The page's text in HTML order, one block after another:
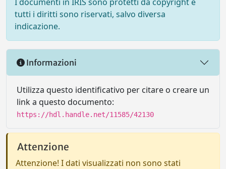
tutti i diritti sono riservati, salvo diversa
indicazione.
Informazioni
Utilizza questo identificativo per citare o creare un
link a questo documento:
https://hdl.handle.net/11585/42130
Attenzione
Attenzione! I dati visualizzati non sono stati